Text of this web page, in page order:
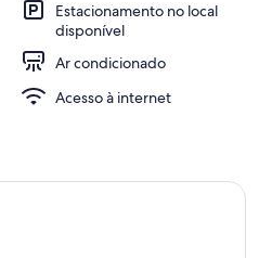
Estacionamento no local
disponível
Ar condicionado
Acesso à internet